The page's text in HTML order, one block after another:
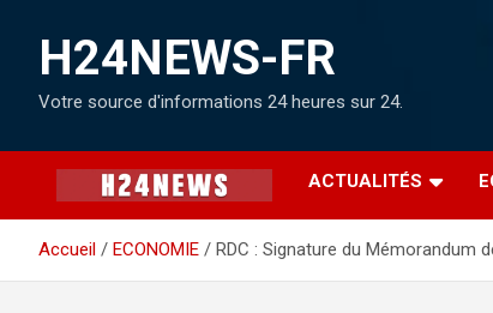
H24NEWS-FR
Votre source d'informations 24 heures sur 24.
ACTUALITÉS
Accueil ECONOMIE RDC : Signature du Mémorandum